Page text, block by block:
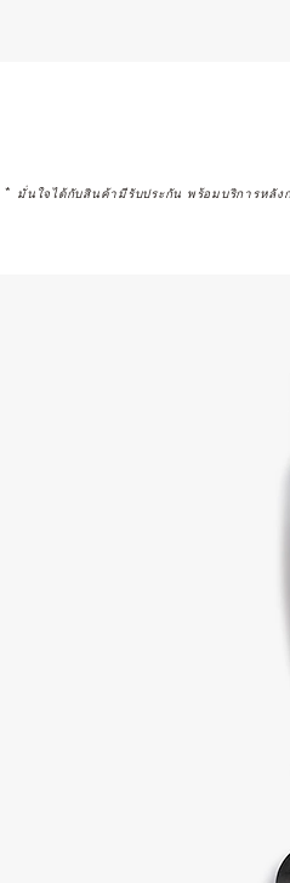
* มั่นใจได้กับสินค้ามีรับประกัน พร้อมบริการหลัง